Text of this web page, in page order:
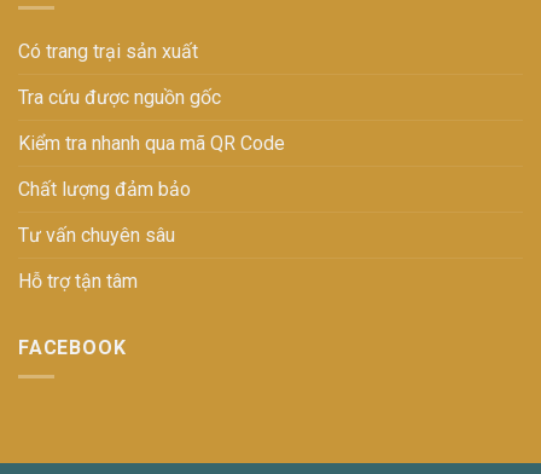
Có trang trại sản xuất
Tra cứu được nguồn gốc
Kiểm tra nhanh qua mã QR Code
Chất lượng đảm bảo
Tư vấn chuyên sâu
Hỗ trợ tận tâm
FACEBOOK